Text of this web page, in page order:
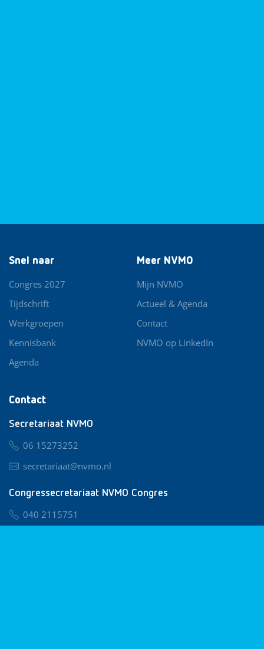
Contact
Secretariaat NVMO
06 15273252
secretariaat@nvmo.nl
Congressecretariaat NVMO Congres
040 2115751
Snel naar
Congres 2027
Tijdschrift
Werkgroepen
Kennisbank
Agenda
Meer NVMO
Mijn NVMO
Actueel & Agenda
Contact
NVMO op LinkedIn